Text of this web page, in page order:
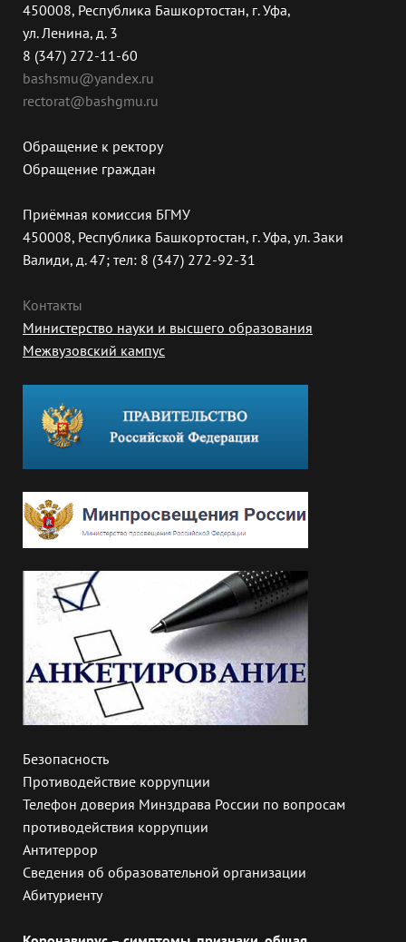
450008, Республика Башкортостан, г. Уфа,
ул. Ленина, д. 3
8 (347) 272-11-60
bashsmu@yandex.ru
rectorat@bashgmu.ru
Обращение к ректору
Обращение граждан
Приёмная комиссия БГМУ
450008, Республика Башкортостан, г. Уфа, ул. Заки
Валиди, д. 47; тел: 8 (347) 272-92-31
Контакты
Министерство науки и высшего образования
Межвузовский кампус
Безопасность
Противодействие коррупции
Телефон доверия Минздрава России по вопросам
противодействия коррупции
Антитеррор
Сведения об образовательной организации
Абитуриенту